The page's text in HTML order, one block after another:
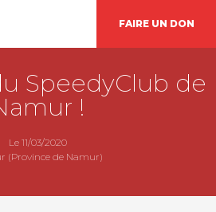
FAIRE UN DON
CAP48
NOUS
SpeedyClub de
!
Le 11/03/2020
(Province de Namur)